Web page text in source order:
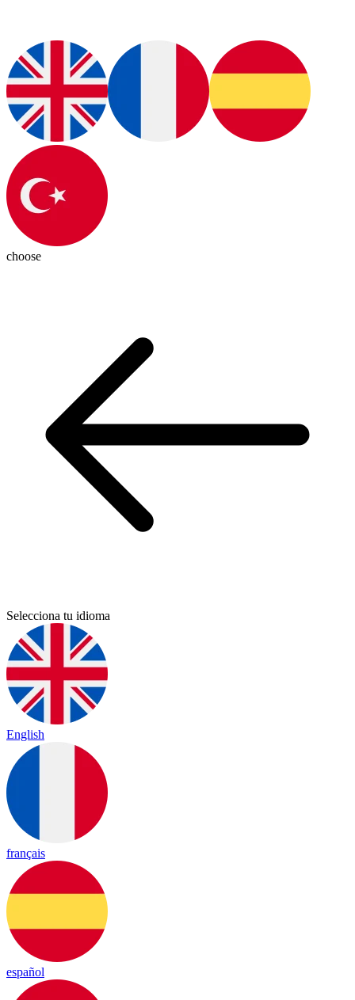
choose
Selecciona tu idioma
English
français
español